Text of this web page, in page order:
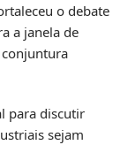
o debate
a janela de
para discutir
sejam